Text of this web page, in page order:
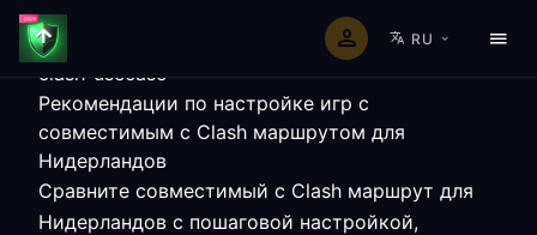
RU
clash-usecase
Рекомендации по настройке игр с
совместимым с Clash маршрутом для
Нидерландов
Сравните совместимый с Clash маршрут для
Нидерландов с пошаговой настройкой,